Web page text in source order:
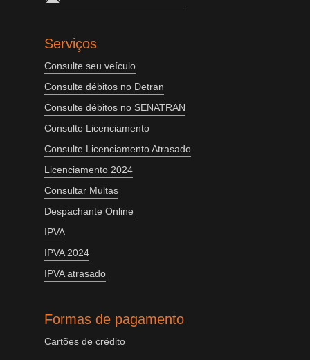
Serviços
Consulte seu veículo
Consulte débitos no Detran
Consulte débitos no SENATRAN
Consulte Licenciamento
Consulte Licenciamento Atrasado
Licenciamento 2024
Consultar Multas
Despachante Online
IPVA
IPVA 2024
IPVA atrasado
Formas de pagamento
Cartões de crédito